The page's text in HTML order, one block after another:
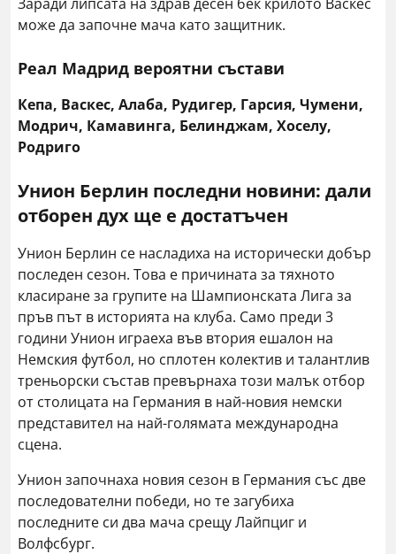
може да започне мача като защитник.
Реал Мадрид вероятни състави
Кепа, Васкес, Алаба, Рудигер, Гарсия, Чумени,
Модрич, Камавинга, Белинджам, Хоселу,
Родриго
Унион Берлин последни новини: дали
отборен дух ще е достатъчен
Унион Берлин се насладиха на исторически добър
последен сезон. Това е причината за тяхното
класиране за групите на Шампионската Лига за
пръв път в историята на клуба. Само преди 3
години Унион играеха във втория ешалон на
Немския футбол, но сплотен колектив и талантлив
треньорски състав превърнаха този малък отбор
от столицата на Германия в най-новия немски
представител на най-голямата международна
сцена.
Унион започнаха новия сезон в Германия със две
последователни победи, но те загубиха
последните си два мача срещу Лайпциг и
Волфсбург.